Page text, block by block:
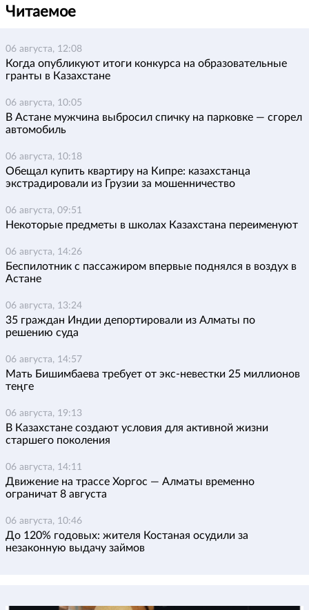
Читаемое
06 августа, 12:08
Когда опубликуют итоги конкурса на образовательные
гранты в Казахстане
06 августа, 10:05
В Астане мужчина выбросил спичку на парковке — сгорел
автомобиль
06 августа, 10:18
Обещал купить квартиру на Кипре: казахстанца
экстрадировали из Грузии за мошенничество
06 августа, 09:51
Некоторые предметы в школах Казахстана переименуют
06 августа, 14:26
Беспилотник с пассажиром впервые поднялся в воздух в
Астане
06 августа, 13:24
35 граждан Индии депортировали из Алматы по
решению суда
06 августа, 14:57
Мать Бишимбаева требует от экс-невестки 25 миллионов
теңге
06 августа, 19:13
В Казахстане создают условия для активной жизни
старшего поколения
06 августа, 14:11
Движение на трассе Хоргос — Алматы временно
ограничат 8 августа
06 августа, 10:46
До 120% годовых: жителя Костаная осудили за
незаконную выдачу займов